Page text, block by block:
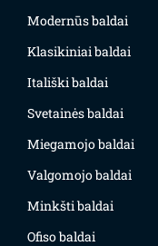
Modernūs baldai
Klasikiniai baldai
Itališki baldai
Svetainės baldai
Miegamojo baldai
Valgomojo baldai
Minkšti baldai
Ofiso baldai